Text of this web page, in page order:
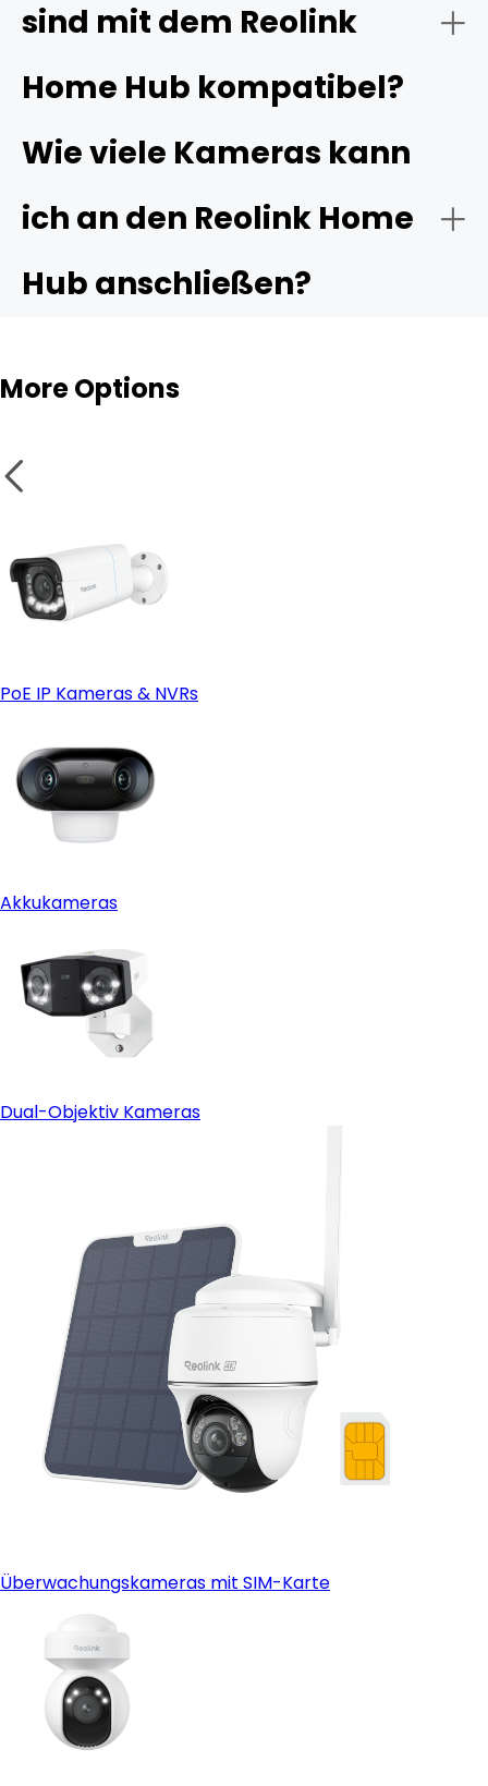
sind mit dem Reolink
Home Hub kompatibel?
Wie viele Kameras kann
ich an den Reolink Home
Hub anschließen?
More Options
PoE IP Kameras & NVRs
Akkukameras
Dual-Objektiv Kameras
Überwachungskameras mit SIM-Karte